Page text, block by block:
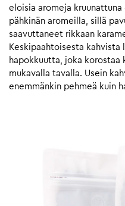
eloisia aromeja
pähkinän aromeilla, sillä
saavuttaneet rikkaan
Keskipaahtoisesta kahvista
hapokkuutta, joka korostaa
mukavalla tavalla. Usein
enemmänkin pehmeä kuin